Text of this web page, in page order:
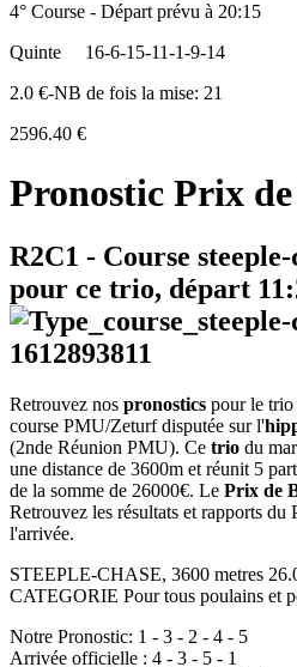
4° Course - Départ prévu à 20:15
Quinte
16-6-15-11-1-9-14
2.0 €-NB de fois la mise: 21
2596.40 €
Pronostic Prix
R2C1 - Course
pour ce trio, départ
Retrouvez nos pronostics pour le trio
course PMU/Zeturf disputée sur l'
(2nde Réunion PMU). Ce trio du
une distance de 3600m et réunit 5
de la somme de 26000€. Le Prix de
Retrouvez les résultats et rapports du
l'arrivée.
STEEPLE-CHASE, 3600 metres
CATEGORIE Pour tous poulains et
Notre Pronostic: 1 - 3 - 2 - 4 - 5
Arrivée officielle : 4 - 3 - 5 - 1